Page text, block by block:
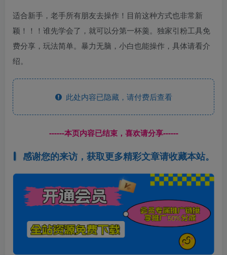
适合新手，老手所有朋友去操作！目前这种方式也非常新
颖！！！谁先学会了，就可以分第一杯羹。独家引粉工具免
费分享，玩法简单。暴力无脑，小白也能操作，具体请看介
绍。
此处内容已隐藏，请付费后查看
------本页内容已结束，喜欢请分享------
感谢您的来访，获取更多精彩文章请收藏本站。